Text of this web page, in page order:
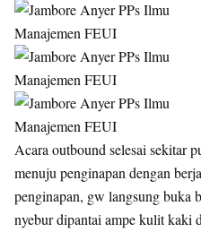
Acara outbound selesai sekitar
menuju penginapan dengan
penginapan, gw langsung buka
nyebur dipantai ampe kulit kaki